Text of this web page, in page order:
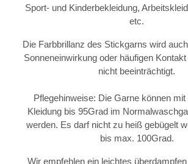
Sport- und Kinderbekleidung,
etc.
Die Farbbrillanz des Stickgarns wird
Sonneneinwirkung oder häufigen
nicht beeinträchtigt.
Pflegehinweise: Die Garne können
Kleidung bis 95Grad im
werden. Es darf nicht zu heiß gebügelt
bis max. 100Grad.
Wir empfehlen ein leichtes